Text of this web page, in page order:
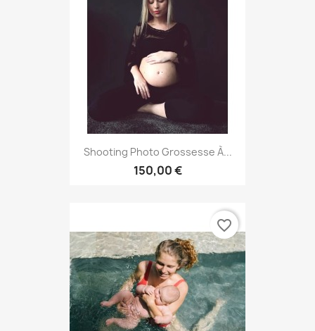
Shooting Photo Grossesse À...
150,00 €
favorite_border